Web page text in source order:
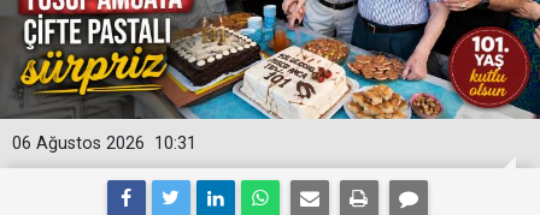
10:31
06 Ağustos 2026